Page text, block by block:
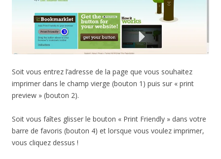
Soit vous entrez l’adresse de la page que vous souhaitez
imprimer dans le champ vierge (bouton 1) puis sur « print
preview » (bouton 2).
Soit vous faîtes glisser le bouton « Print Friendly » dans votre
barre de favoris (bouton 4) et lorsque vous voulez imprimer,
vous cliquez dessus !